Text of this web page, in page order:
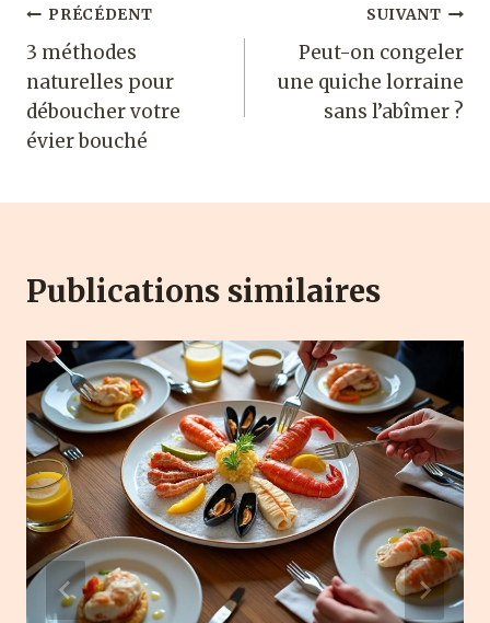
Navigation
de
l’article
PRÉCÉDENT
3 méthodes
naturelles pour
déboucher votre
évier bouché
SUIVANT
Peut-on congeler
une quiche lorraine
sans l’abîmer ?
Publications similaires